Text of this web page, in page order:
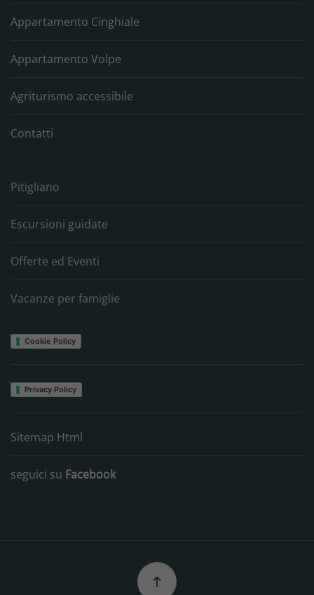
Appartamento Cinghiale
Appartamento Volpe
Agriturismo accessibile
Contatti
Pitigliano
Escursioni guidate
Offerte ed Eventi
Vacanze per famiglie
Cookie Policy
Privacy Policy
Sitemap Html
seguici su Facebook